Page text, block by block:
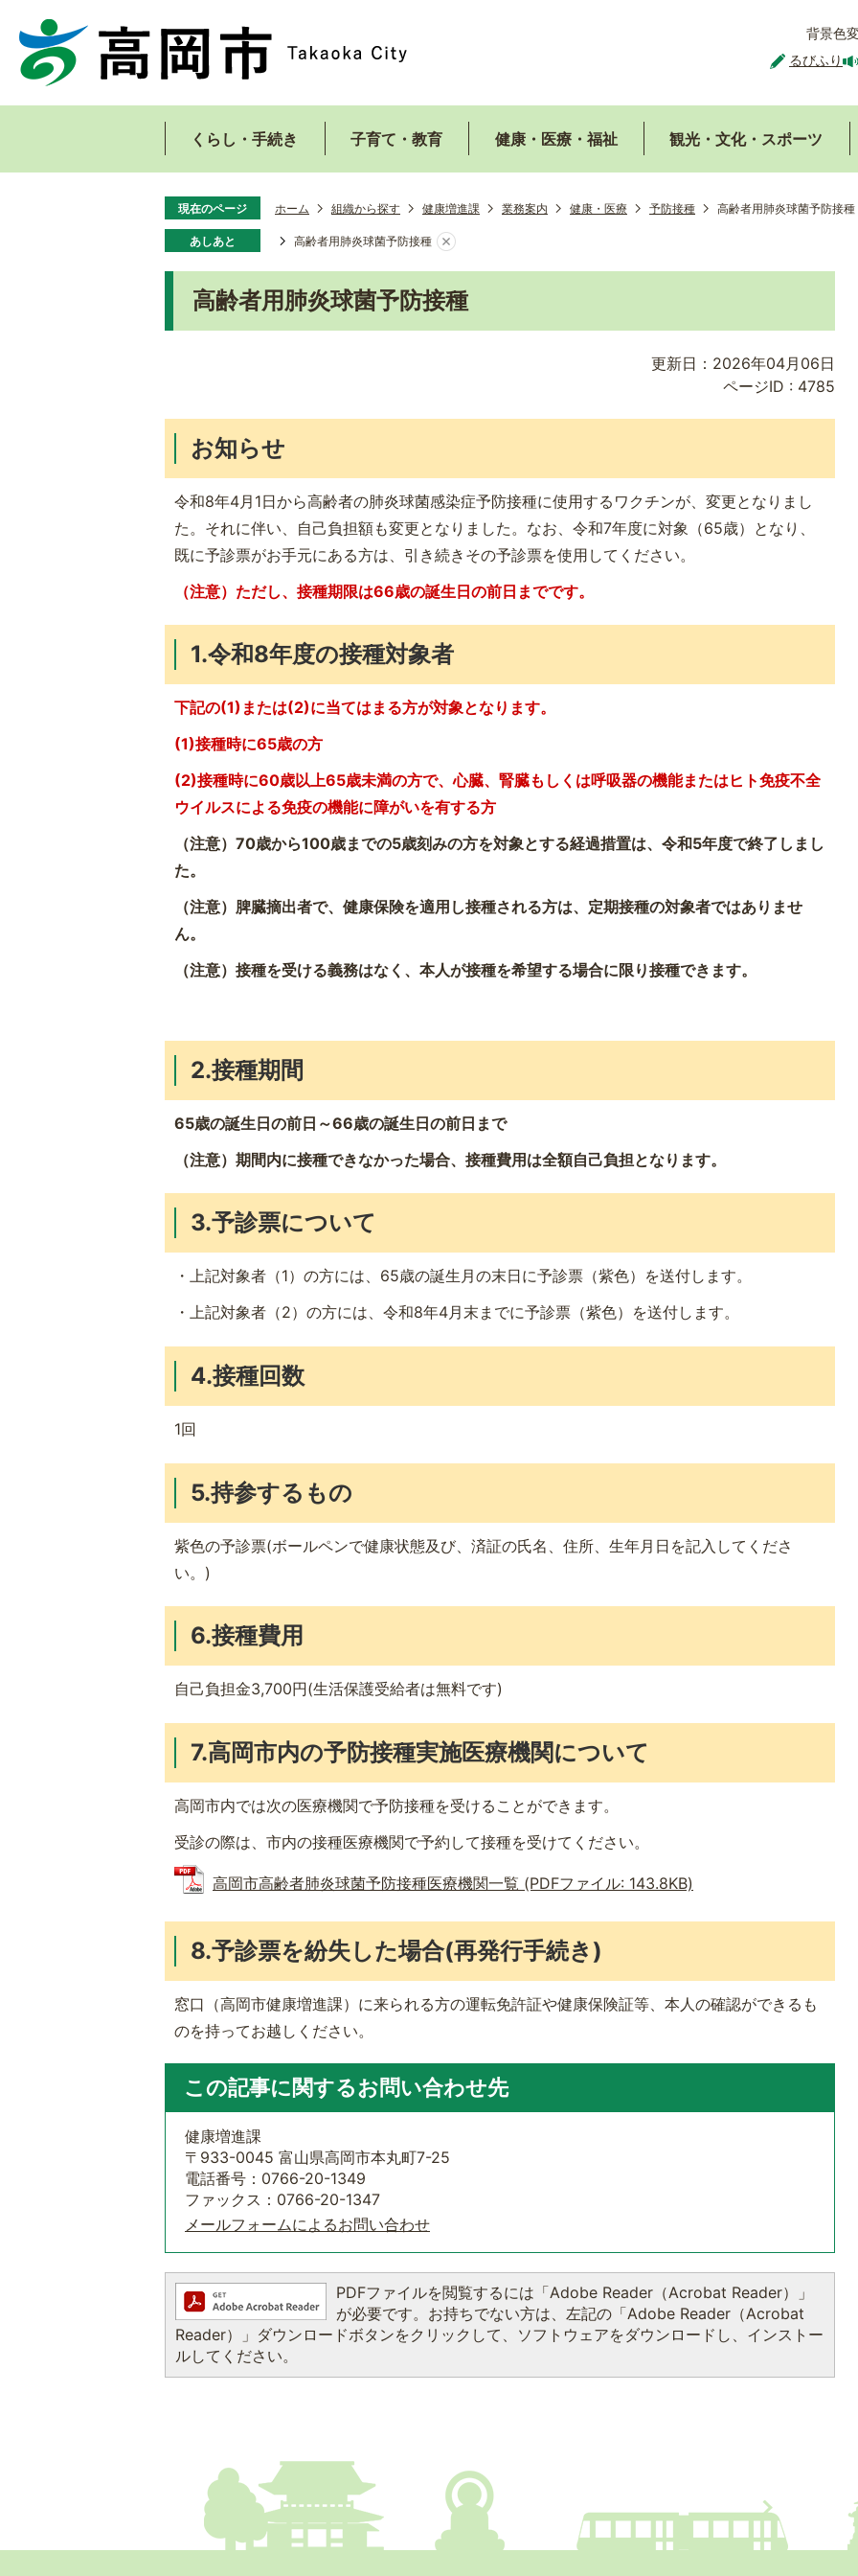
背景色
るびふり
くらし・手続き 子育て・教育 健康・医療・福祉 観光・文化・スポーツ
現在のページ ホーム 組織から探す 健康増進課 業務案内 健康・医療 予防接種 高齢者用肺炎球菌予防接種
あしあと 高齢者用肺炎球菌予防接種
高齢者用肺炎球菌予防接種
更新日：2026年04月06日
ページID : 4785
お知らせ
令和8年4月1日から高齢者の肺炎球菌感染症予防接種に使用するワクチンが、変更となりまし
た。それに伴い、自己負担額も変更となりました。なお、令和7年度に対象（65歳）となり、
既に予診票がお手元にある方は、引き続きその予診票を使用してください。
（注意）ただし、接種期限は66歳の誕生日の前日までです。
1.令和8年度の接種対象者
下記の(1)または(2)に当てはまる方が対象となります。
(1)接種時に65歳の方
(2)接種時に60歳以上65歳未満の方で、心臓、腎臓もしくは呼吸器の機能またはヒト免疫不全
ウイルスによる免疫の機能に障がいを有する方
（注意）70歳から100歳までの5歳刻みの方を対象とする経過措置は、令和5年度で終了しまし
た。
（注意）脾臓摘出者で、健康保険を適用し接種される方は、定期接種の対象者ではありませ
ん。
（注意）接種を受ける義務はなく、本人が接種を希望する場合に限り接種できます。
2.接種期間
65歳の誕生日の前日～66歳の誕生日の前日まで
（注意）期間内に接種できなかった場合、接種費用は全額自己負担となります。
3.予診票について
・上記対象者（1）の方には、65歳の誕生月の末日に予診票（紫色）を送付します。
・上記対象者（2）の方には、令和8年4月末までに予診票（紫色）を送付します。
4.接種回数
1回
5.持参するもの
紫色の予診票(ボールペンで健康状態及び、済証の氏名、住所、生年月日を記入してくださ
い。)
6.接種費用
自己負担金3,700円(生活保護受給者は無料です)
7.高岡市内の予防接種実施医療機関について
高岡市内では次の医療機関で予防接種を受けることができます。
受診の際は、市内の接種医療機関で予約して接種を受けてください。
高岡市高齢者肺炎球菌予防接種医療機関一覧 (PDFファイル: 143.8KB)
8.予診票を紛失した場合(再発行手続き)
窓口（高岡市健康増進課）に来られる方の運転免許証や健康保険証等、本人の確認ができるも
のを持ってお越しください。
この記事に関するお問い合わせ先
健康増進課
〒933-0045 富山県高岡市本丸町7-25
電話番号：0766-20-1349
ファックス：0766-20-1347
メールフォームによるお問い合わせ
PDFファイルを閲覧するには「Adobe Reader（Acrobat Reader）」
が必要です。お持ちでない方は、左記の「Adobe Reader（Acrobat
Reader）」ダウンロードボタンをクリックして、ソフトウェアをダウンロードし、インストー
ルしてください。